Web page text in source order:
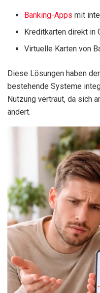
Banking-Apps mit
Kreditkarten direkt in
Virtuelle Karten von
Diese Lösungen haben
bestehende Systeme
Nutzung vertraut, da sich
ändert.